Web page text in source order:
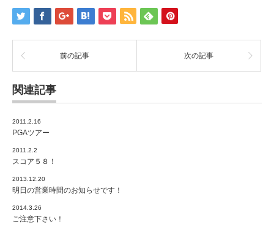
前の記事 次の記事
関連記事
2011.2.16
PGAツアー
2011.2.2
スコア５８！
2013.12.20
明日の営業時間のお知らせです！
2014.3.26
ご注意下さい！